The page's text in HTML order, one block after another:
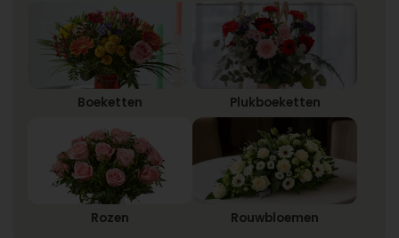
Boeketten Plukboeketten
Rozen Rouwbloemen